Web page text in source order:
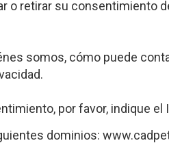
o retirar su consentimiento
somos, cómo puede
por favor, indique el
dominios: